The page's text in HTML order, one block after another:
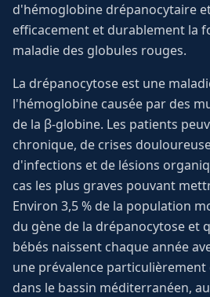
d'hémoglobine drépanocytaire
efficacement et durablement la
maladie des globules rouges.
La drépanocytose est une
l'hémoglobine causée par des
de la β-globine. Les patients
chronique, de crises
d'infections et de lésions
cas les plus graves pouvant
Environ 3,5 % de la population
du gène de la drépanocytose et
bébés naissent chaque année
une prévalence particulièrement
dans le bassin méditerranéen,